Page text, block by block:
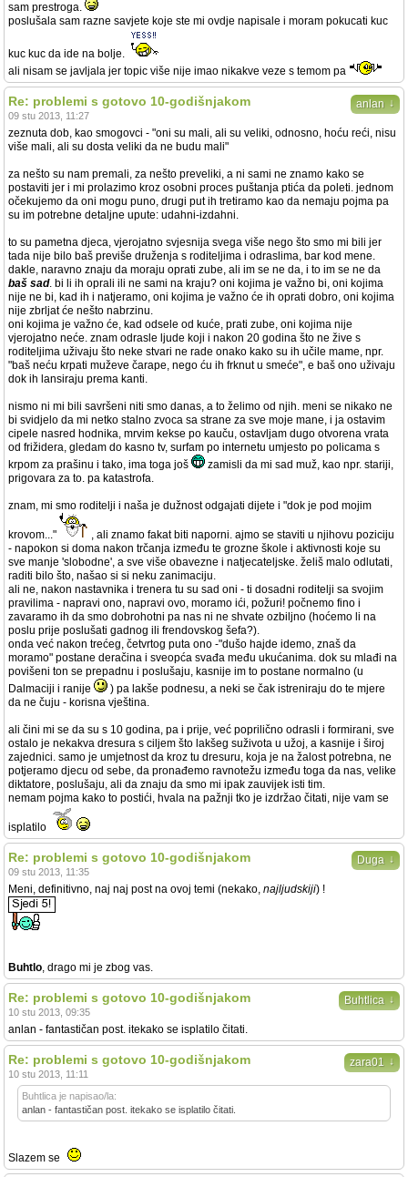
sam prestroga.
poslušala sam razne savjete koje ste mi ovdje napisale i moram pokucati kuc
kuc kuc da ide na bolje.
ali nisam se javljala jer topic više nije imao nikakve veze s temom pa
anlan ↓
Re: problemi s gotovo 10-godišnjakom
09 stu 2013, 11:27
zeznuta dob, kao smogovci - "oni su mali, ali su veliki, odnosno, hoću reći, nisu
više mali, ali su dosta veliki da ne budu mali"
za nešto su nam premali, za nešto preveliki, a ni sami ne znamo kako se
postaviti jer i mi prolazimo kroz osobni proces puštanja ptića da poleti. jednom
očekujemo da oni mogu puno, drugi put ih tretiramo kao da nemaju pojma pa
su im potrebne detaljne upute: udahni-izdahni.
to su pametna djeca, vjerojatno svjesnija svega više nego što smo mi bili jer
tada nije bilo baš previše druženja s roditeljima i odraslima, bar kod mene.
dakle, naravno znaju da moraju oprati zube, ali im se ne da, i to im se ne da
baš sad. bi li ih oprali ili ne sami na kraju? oni kojima je važno bi, oni kojima
nije ne bi, kad ih i natjeramo, oni kojima je važno će ih oprati dobro, oni kojima
nije zbrljat će nešto nabrzinu.
oni kojima je važno će, kad odsele od kuće, prati zube, oni kojima nije
vjerojatno neće. znam odrasle ljude koji i nakon 20 godina što ne žive s
roditeljima uživaju što neke stvari ne rade onako kako su ih učile mame, npr.
"baš neću krpati muževe čarape, nego ću ih frknut u smeće", e baš ono uživaju
dok ih lansiraju prema kanti.
nismo ni mi bili savršeni niti smo danas, a to želimo od njih. meni se nikako ne
bi svidjelo da mi netko stalno zvoca sa strane za sve moje mane, i ja ostavim
cipele nasred hodnika, mrvim kekse po kauču, ostavljam dugo otvorena vrata
od frižidera, gledam do kasno tv, surfam po internetu umjesto po policama s
krpom za prašinu i tako, ima toga još
zamisli da mi sad muž, kao npr. stariji,
prigovara za to. pa katastrofa.
znam, mi smo roditelji i naša je dužnost odgajati dijete i "dok je pod mojim
krovom..."
, ali znamo fakat biti naporni. ajmo se staviti u njihovu poziciju
- napokon si doma nakon trčanja između te grozne škole i aktivnosti koje su
sve manje 'slobodne', a sve više obavezne i natjecateljske. želiš malo odlutati,
raditi bilo što, našao si si neku zanimaciju.
ali ne, nakon nastavnika i trenera tu su sad oni - ti dosadni roditelji sa svojim
pravilima - napravi ono, napravi ovo, moramo ići, požuri! počnemo fino i
zavaramo ih da smo dobrohotni pa nas ni ne shvate ozbiljno (hoćemo li na
poslu prije poslušati gadnog ili frendovskog šefa?).
onda već nakon trećeg, četvrtog puta ono -"dušo hajde idemo, znaš da
moramo" postane deračina i sveopća svađa među ukućanima. dok su mlađi na
povišeni ton se prepadnu i poslušaju, kasnije im to postane normalno (u
Dalmaciji i ranije
) pa lakše podnesu, a neki se čak istreniraju do te mjere
da ne čuju - korisna vještina.
ali čini mi se da su s 10 godina, pa i prije, već poprilično odrasli i formirani, sve
ostalo je nekakva dresura s ciljem što lakšeg suživota u užoj, a kasnije i široj
zajednici. samo je umjetnost da kroz tu dresuru, koja je na žalost potrebna, ne
potjeramo djecu od sebe, da pronađemo ravnotežu između toga da nas, velike
diktatore, poslušaju, ali da znaju da smo mi ipak zauvijek isti tim.
nemam pojma kako to postići, hvala na pažnji tko je izdržao čitati, nije vam se
isplatilo
Duga ↓
Re: problemi s gotovo 10-godišnjakom
09 stu 2013, 11:35
Meni, definitivno, naj naj post na ovoj temi (nekako, najljudskiji) !
Buhtlo, drago mi je zbog vas.
Buhtlica ↓
Re: problemi s gotovo 10-godišnjakom
10 stu 2013, 09:35
anlan - fantastičan post. itekako se isplatilo čitati.
zara01 ↓
Re: problemi s gotovo 10-godišnjakom
10 stu 2013, 11:11
Buhtlica je napisao/la:
anlan - fantastičan post. itekako se isplatilo čitati.
Slazem se